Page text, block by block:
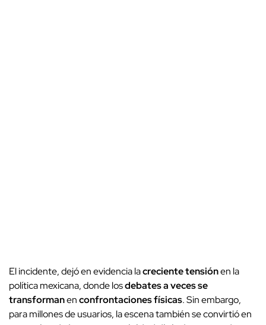
El incidente, dejó en evidencia lacreciente tensiónen la
política mexicana, donde losdebates a veces se
transformanenconfrontaciones físicas. Sin embargo,
para millones de usuarios, la escena también se convirtió en